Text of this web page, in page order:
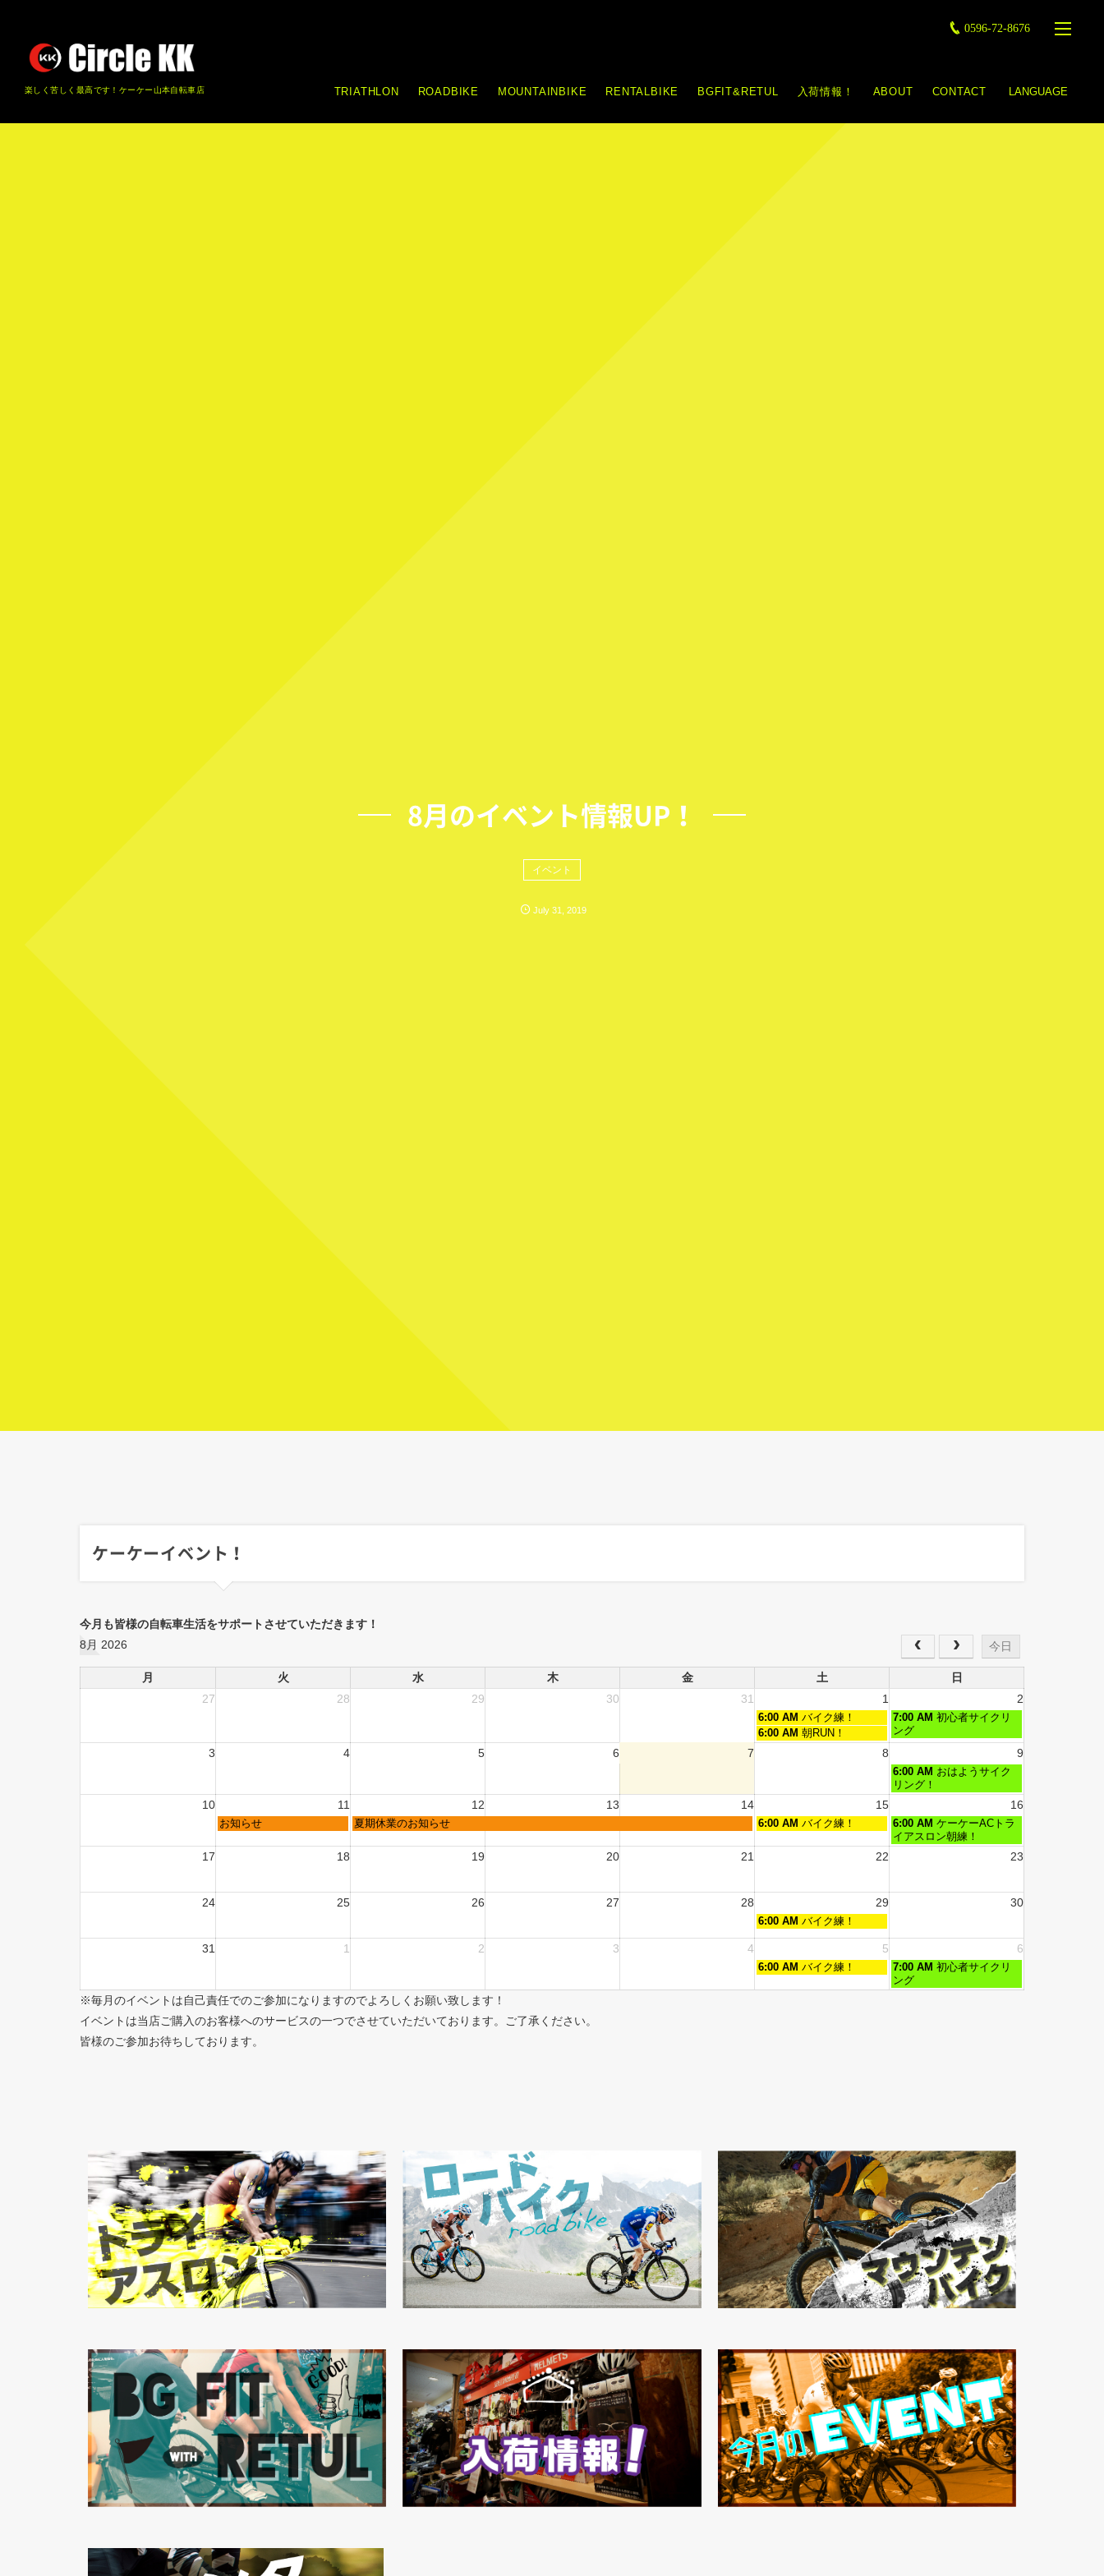
楽しく苦しく最高です！ケーケー山本自転車店
0596-72-8676
TRIATHLON ROADBIKE MOUNTAINBIKE RENTALBIKE BGFIT&RETUL 入荷情報！ ABOUT CONTACT LANGUAGE
8月のイベント情報UP！
イベント
July 31 2019
ケーケーイベント！
今月も皆様の自転車生活をサポートさせていただきます！
8月 2026
今日
月 火 水 木 金 土
日
27
28 29 30 31 1 2
6:00 AM バイク練！ 7:00 AM 初心者サイクリ
ング
6:00 AM 朝RUN！
3 4 5 6 7 8 9
6:00 AM おはようサイク
リング！
10 11 12 13 14 15 16
お知らせ 夏期休業のお知らせ 6:00 AM バイク練！ 6:00 AM ケーケーACトラ
イアスロン朝練！
17 18 19 20 21 22 23
24 25 26 27 28 29 30
6:00 AM バイク練！
31 1 2 3 4 5 6
6:00 AM バイク練！ 7:00 AM 初心者サイクリ
ング
※毎月のイベントは自己責任でのご参加になりますのでよろしくお願い致します！
イベントは当店ご購入のお客様へのサービスの一つでさせていただいております。ご了承ください。
皆様のご参加お待ちしております。